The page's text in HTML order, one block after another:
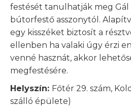
festését tanulhatják meg Gál
bútorfestő asszonytól.
egy kisszéket biztosít a
ellenben ha valaki úgy érzi
venné hasznát, akkor
megfestésére.
Helyszín: Főtér 29. szám,
szálló épülete)